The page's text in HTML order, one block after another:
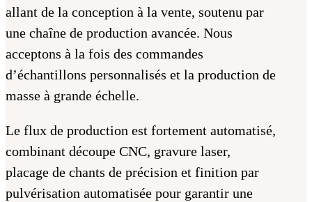
allant de la conception à la vente, soutenu par
une chaîne de production avancée. Nous
acceptons à la fois des commandes
d’échantillons personnalisés et la production de
masse à grande échelle.
Le flux de production est fortement automatisé,
combinant découpe CNC, gravure laser,
placage de chants de précision et finition par
pulvérisation automatisée pour garantir une